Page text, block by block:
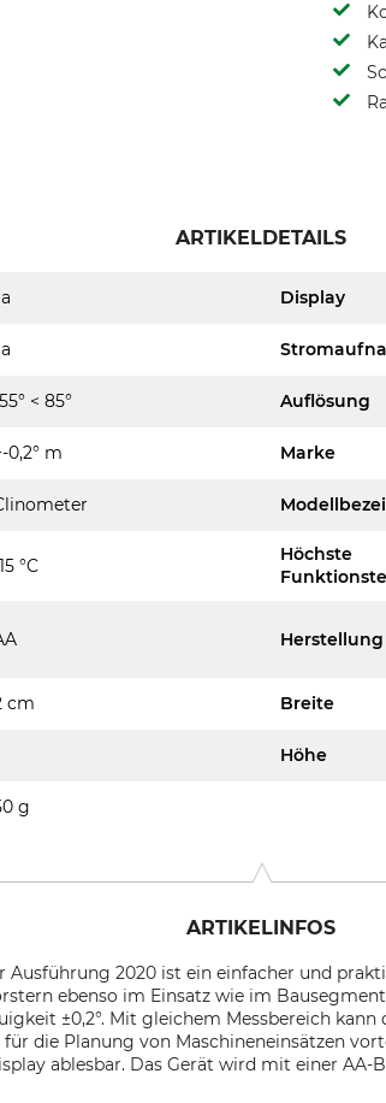
ARTIKELDETAILS
Display
< 85° Auflösung
0,2° m Marke
°C
Höchste
Herstellung
cm Breite
Höhe
g
ARTIKELINFOS
Ausführung 2020 ist ein einfacher und
ebenso im Einsatz wie im
±0,2°. Mit gleichem Messbereich
für die Planung von Maschineneinsätzen
ablesbar. Das Gerät wird mit einer